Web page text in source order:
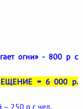
огни» - 800 р с
= 6 000 р.
– 250 р с чел.